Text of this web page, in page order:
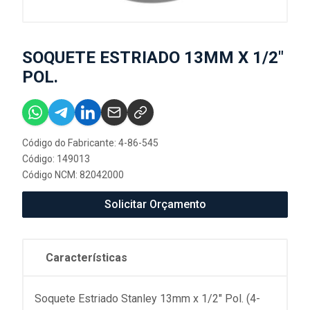
SOQUETE ESTRIADO 13MM X 1/2"
POL.
Código do Fabricante: 4-86-545
Código: 149013
Código NCM: 82042000
Solicitar Orçamento
Características
Soquete Estriado Stanley 13mm x 1/2" Pol. (4-